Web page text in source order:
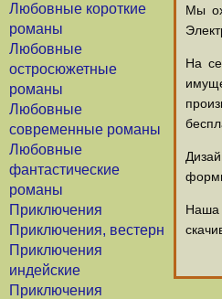
Любовные короткие
романы
Любовные
остросюжетные
романы
Любовные
современные романы
Любовные
фантастические
романы
Приключения
Приключения, вестерн
Приключения
индейские
Приключения
Мы
На
Наша